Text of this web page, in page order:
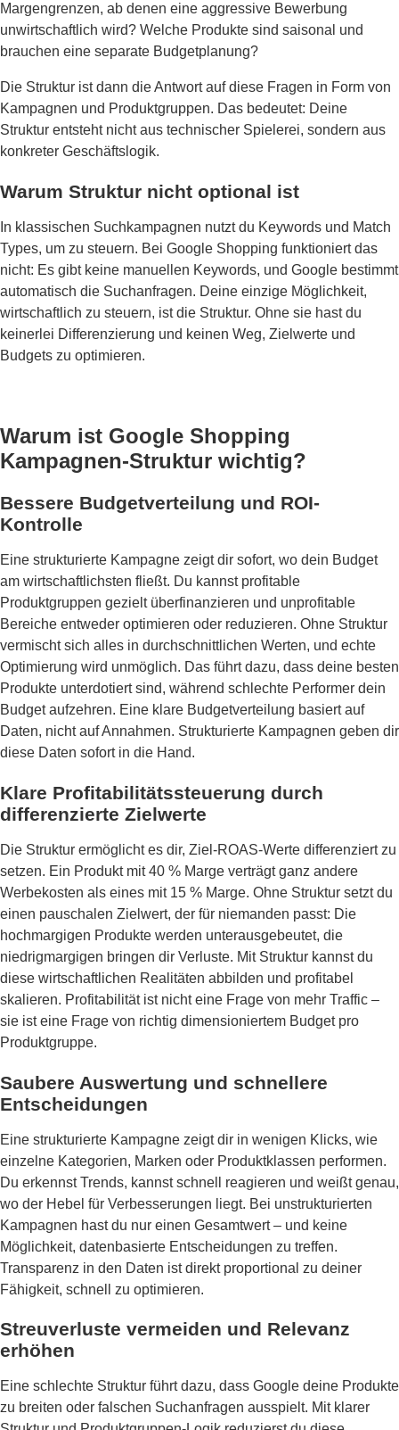
Margengrenzen, ab denen eine aggressive Bewerbung
unwirtschaftlich wird? Welche Produkte sind saisonal und
brauchen eine separate Budgetplanung?
Die Struktur ist dann die Antwort auf diese Fragen in Form von
Kampagnen und Produktgruppen. Das bedeutet: Deine
Struktur entsteht nicht aus technischer Spielerei, sondern aus
konkreter Geschäftslogik.
Warum Struktur nicht optional ist
In klassischen Suchkampagnen nutzt du Keywords und Match
Types, um zu steuern. Bei Google Shopping funktioniert das
nicht: Es gibt keine manuellen Keywords, und Google bestimmt
automatisch die Suchanfragen. Deine einzige Möglichkeit,
wirtschaftlich zu steuern, ist die Struktur. Ohne sie hast du
keinerlei Differenzierung und keinen Weg, Zielwerte und
Budgets zu optimieren.
Warum ist Google Shopping
Kampagnen-Struktur wichtig?
Bessere Budgetverteilung und ROI-
Kontrolle
Eine strukturierte Kampagne zeigt dir sofort, wo dein Budget
am wirtschaftlichsten fließt. Du kannst profitable
Produktgruppen gezielt überfinanzieren und unprofitable
Bereiche entweder optimieren oder reduzieren. Ohne Struktur
vermischt sich alles in durchschnittlichen Werten, und echte
Optimierung wird unmöglich. Das führt dazu, dass deine besten
Produkte unterdotiert sind, während schlechte Performer dein
Budget aufzehren. Eine klare Budgetverteilung basiert auf
Daten, nicht auf Annahmen. Strukturierte Kampagnen geben dir
diese Daten sofort in die Hand.
Klare Profitabilitätssteuerung durch
differenzierte Zielwerte
Die Struktur ermöglicht es dir, Ziel-ROAS-Werte differenziert zu
setzen. Ein Produkt mit 40 % Marge verträgt ganz andere
Werbekosten als eines mit 15 % Marge. Ohne Struktur setzt du
einen pauschalen Zielwert, der für niemanden passt: Die
hochmargigen Produkte werden unterausgebeutet, die
niedrigmargigen bringen dir Verluste. Mit Struktur kannst du
diese wirtschaftlichen Realitäten abbilden und profitabel
skalieren. Profitabilität ist nicht eine Frage von mehr Traffic –
sie ist eine Frage von richtig dimensioniertem Budget pro
Produktgruppe.
Saubere Auswertung und schnellere
Entscheidungen
Eine strukturierte Kampagne zeigt dir in wenigen Klicks, wie
einzelne Kategorien, Marken oder Produktklassen performen.
Du erkennst Trends, kannst schnell reagieren und weißt genau,
wo der Hebel für Verbesserungen liegt. Bei unstrukturierten
Kampagnen hast du nur einen Gesamtwert – und keine
Möglichkeit, datenbasierte Entscheidungen zu treffen.
Transparenz in den Daten ist direkt proportional zu deiner
Fähigkeit, schnell zu optimieren.
Streuverluste vermeiden und Relevanz
erhöhen
Eine schlechte Struktur führt dazu, dass Google deine Produkte
zu breiten oder falschen Suchanfragen ausspielt. Mit klarer